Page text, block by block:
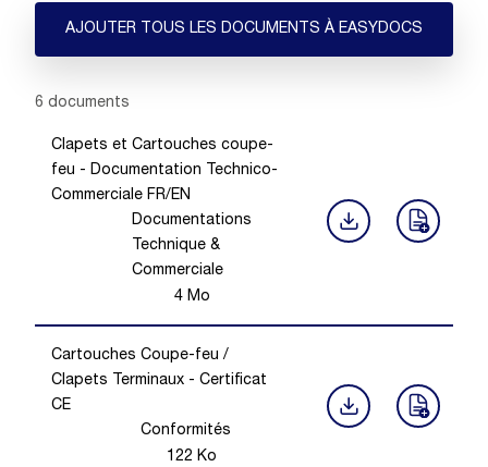
AJOUTER TOUS LES DOCUMENTS À EASYDOCS
Showing 1 -6
6 documents
Clapets et Cartouches coupe-
feu - Documentation Technico-
Commerciale FR/EN
Documentations
Technique &
Commerciale
4Mo
Cartouches Coupe-feu /
Clapets Terminaux - Certificat
CE
Conformités
122 Ko